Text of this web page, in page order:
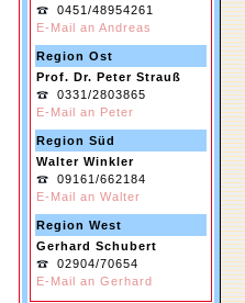
0451/48954261
E-Mail an Andreas
Region Ost
Prof. Dr. Peter Strauß
0331/2803865
E-Mail an Peter
Region Süd
Walter Winkler
09161/662184
E-Mail an Walter
Region West
Gerhard Schubert
02904/70654
E-Mail an Gerhard